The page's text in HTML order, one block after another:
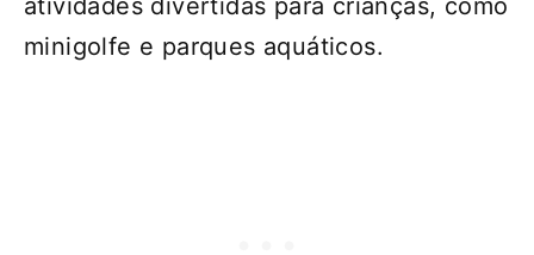
atividades divertidas para crianças, como
minigolfe e parques aquáticos.